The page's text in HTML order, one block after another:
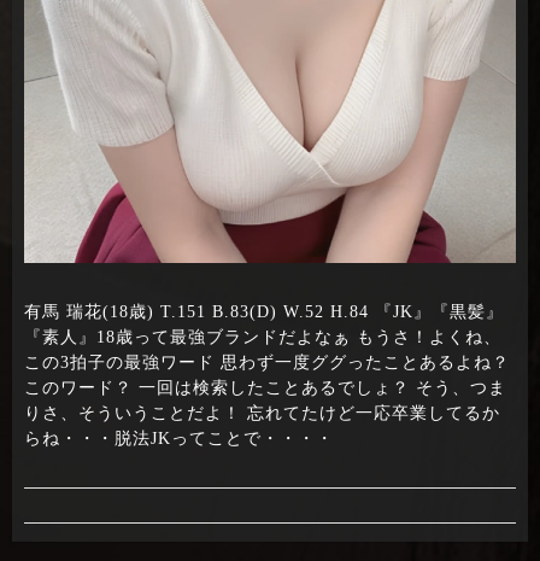
有馬 瑞花(18歳) T.151 B.83(D) W.52 H.84 『JK』『黒髪』
『素人』18歳って最強ブランドだよなぁ もうさ！よくね、
この3拍子の最強ワード 思わず一度ググったことあるよね？
このワード？ 一回は検索したことあるでしょ？ そう、つま
りさ、そういうことだよ！ 忘れてたけど一応卒業してるか
らね・・・脱法JKってことで・・・・